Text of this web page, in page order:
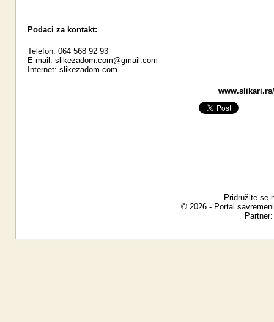
Podaci za kontakt:
Telefon: 064 568 92 93
E-mail: slikezadom.com@gmail.com
Internet: slikezadom.com
Pridružite se
© 2026 - Portal